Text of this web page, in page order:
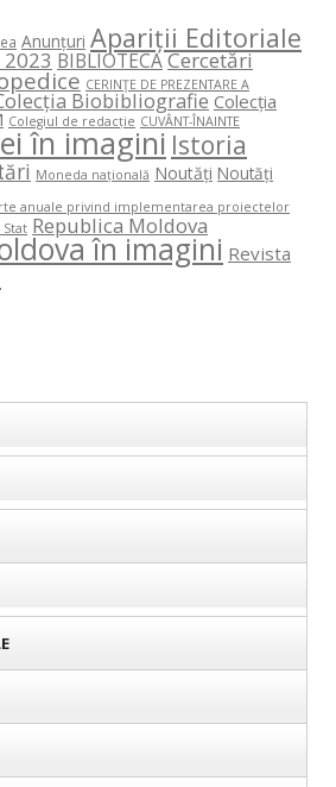
Anunțuri Apariții Editoriale
BIBLIOTECACercetări
CERINŢE DE PREZENTARE A
Biobibliografie Colecția
Colegiul de redacție CUVÂNT-ÎNAINTE
în imagini Istoria
Moneda națională Noutăți Noutăți
anuale privind implementarea proiectelor
Republica Moldova
în imagini Revista